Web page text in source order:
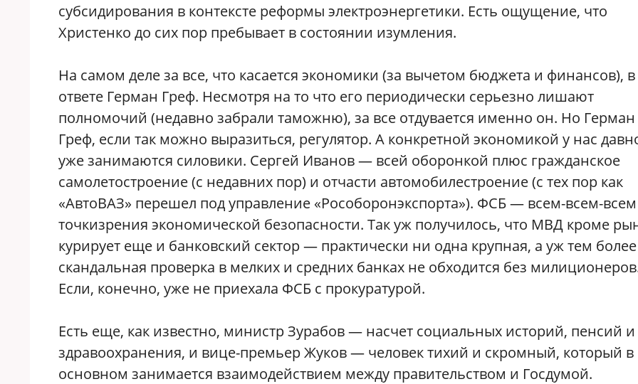
субсидирования в контексте реформы электроэнергетики. Есть ощущение, что
Христенко до сих пор пребывает в состоянии изумления.
На самом деле за все, что касается экономики (за вычетом бюджета и финансов), в
ответе Герман Греф. Несмотря на то что его периодически серьезно лишают
полномочий (недавно забрали таможню), за все отдувается именно он. Но Герман
Греф, если так можно выразиться, регулятор. А конкретной экономикой у нас
уже занимаются силовики. Сергей Иванов — всей оборонкой плюс гражданское
самолетостроение (с недавних пор) и отчасти автомобилестроение (с тех пор как
«АвтоВАЗ» перешел под управление «Рособоронэкспорта»). ФСБ — всем-всем-всем
точкизрения экономической безопасности. Так уж получилось, что МВД кроме
курирует еще и банковский сектор — практически ни одна крупная, а уж тем более
скандальная проверка в мелких и средних банках не обходится без
Если, конечно, уже не приехала ФСБ с прокуратурой.
Есть еще, как известно, министр Зурабов — насчет социальных историй, пенсий и
здравоохранения, и вице-премьер Жуков — человек тихий и скромный, который в
основном занимается взаимодействием между правительством и Госдумой.